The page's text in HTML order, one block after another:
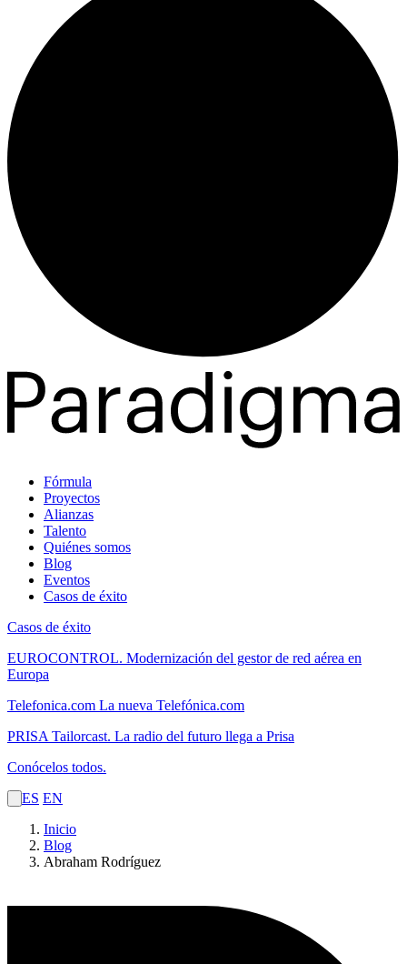
Fórmula
Proyectos
Alianzas
Talento
Quiénes somos
Blog
Eventos
Casos de éxito
Casos de éxito
EUROCONTROL. Modernización del gestor de red aérea en
Europa
Telefonica.com La nueva Telefónica.com
PRISA Tailorcast. La radio del futuro llega a Prisa
Conócelos todos.
ES EN
Inicio
Blog
Abraham Rodríguez